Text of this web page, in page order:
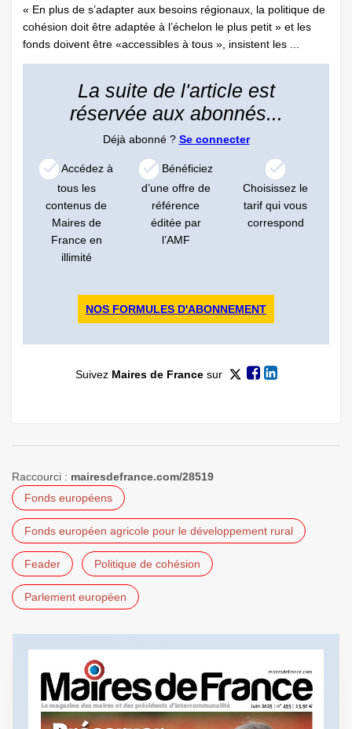
« En plus de s’adapter aux besoins régionaux, la politique de
cohésion doit être adaptée à l’échelon le plus petit » et les
fonds doivent être «accessibles à tous », insistent les ...
La suite de l'article est
réservée aux abonnés...
Déjà abonné ? Se connecter
Accédez à
tous les
contenus de
Maires de
France en
illimité
Bénéficiez
d’une offre de
référence
éditée par
l’AMF
Choisissez le
tarif qui vous
correspond
NOS FORMULES D'ABONNEMENT
Suivez Maires de Francesur
Raccourci : mairesdefrance.com/28519
Fonds européens
Fonds européen agricole pour le développement rural
Feader Politique de cohésion
Parlement européen